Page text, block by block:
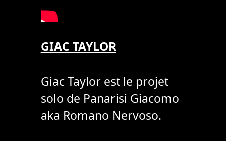
GIAC TAYLOR
Giac Taylor est le projet
solo de Panarisi Giacomo
aka Romano Nervoso.